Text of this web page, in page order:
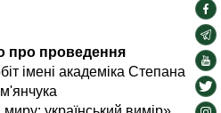
про проведення
імені академіка Степана